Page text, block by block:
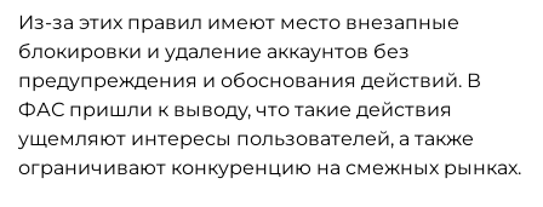
Из-за этих правил имеют место внезапные
блокировки и удаление аккаунтов без
предупреждения и обоснования действий. В
ФАС пришли к выводу, что такие действия
ущемляют интересы пользователей, а также
ограничивают конкуренцию на смежных рынках.